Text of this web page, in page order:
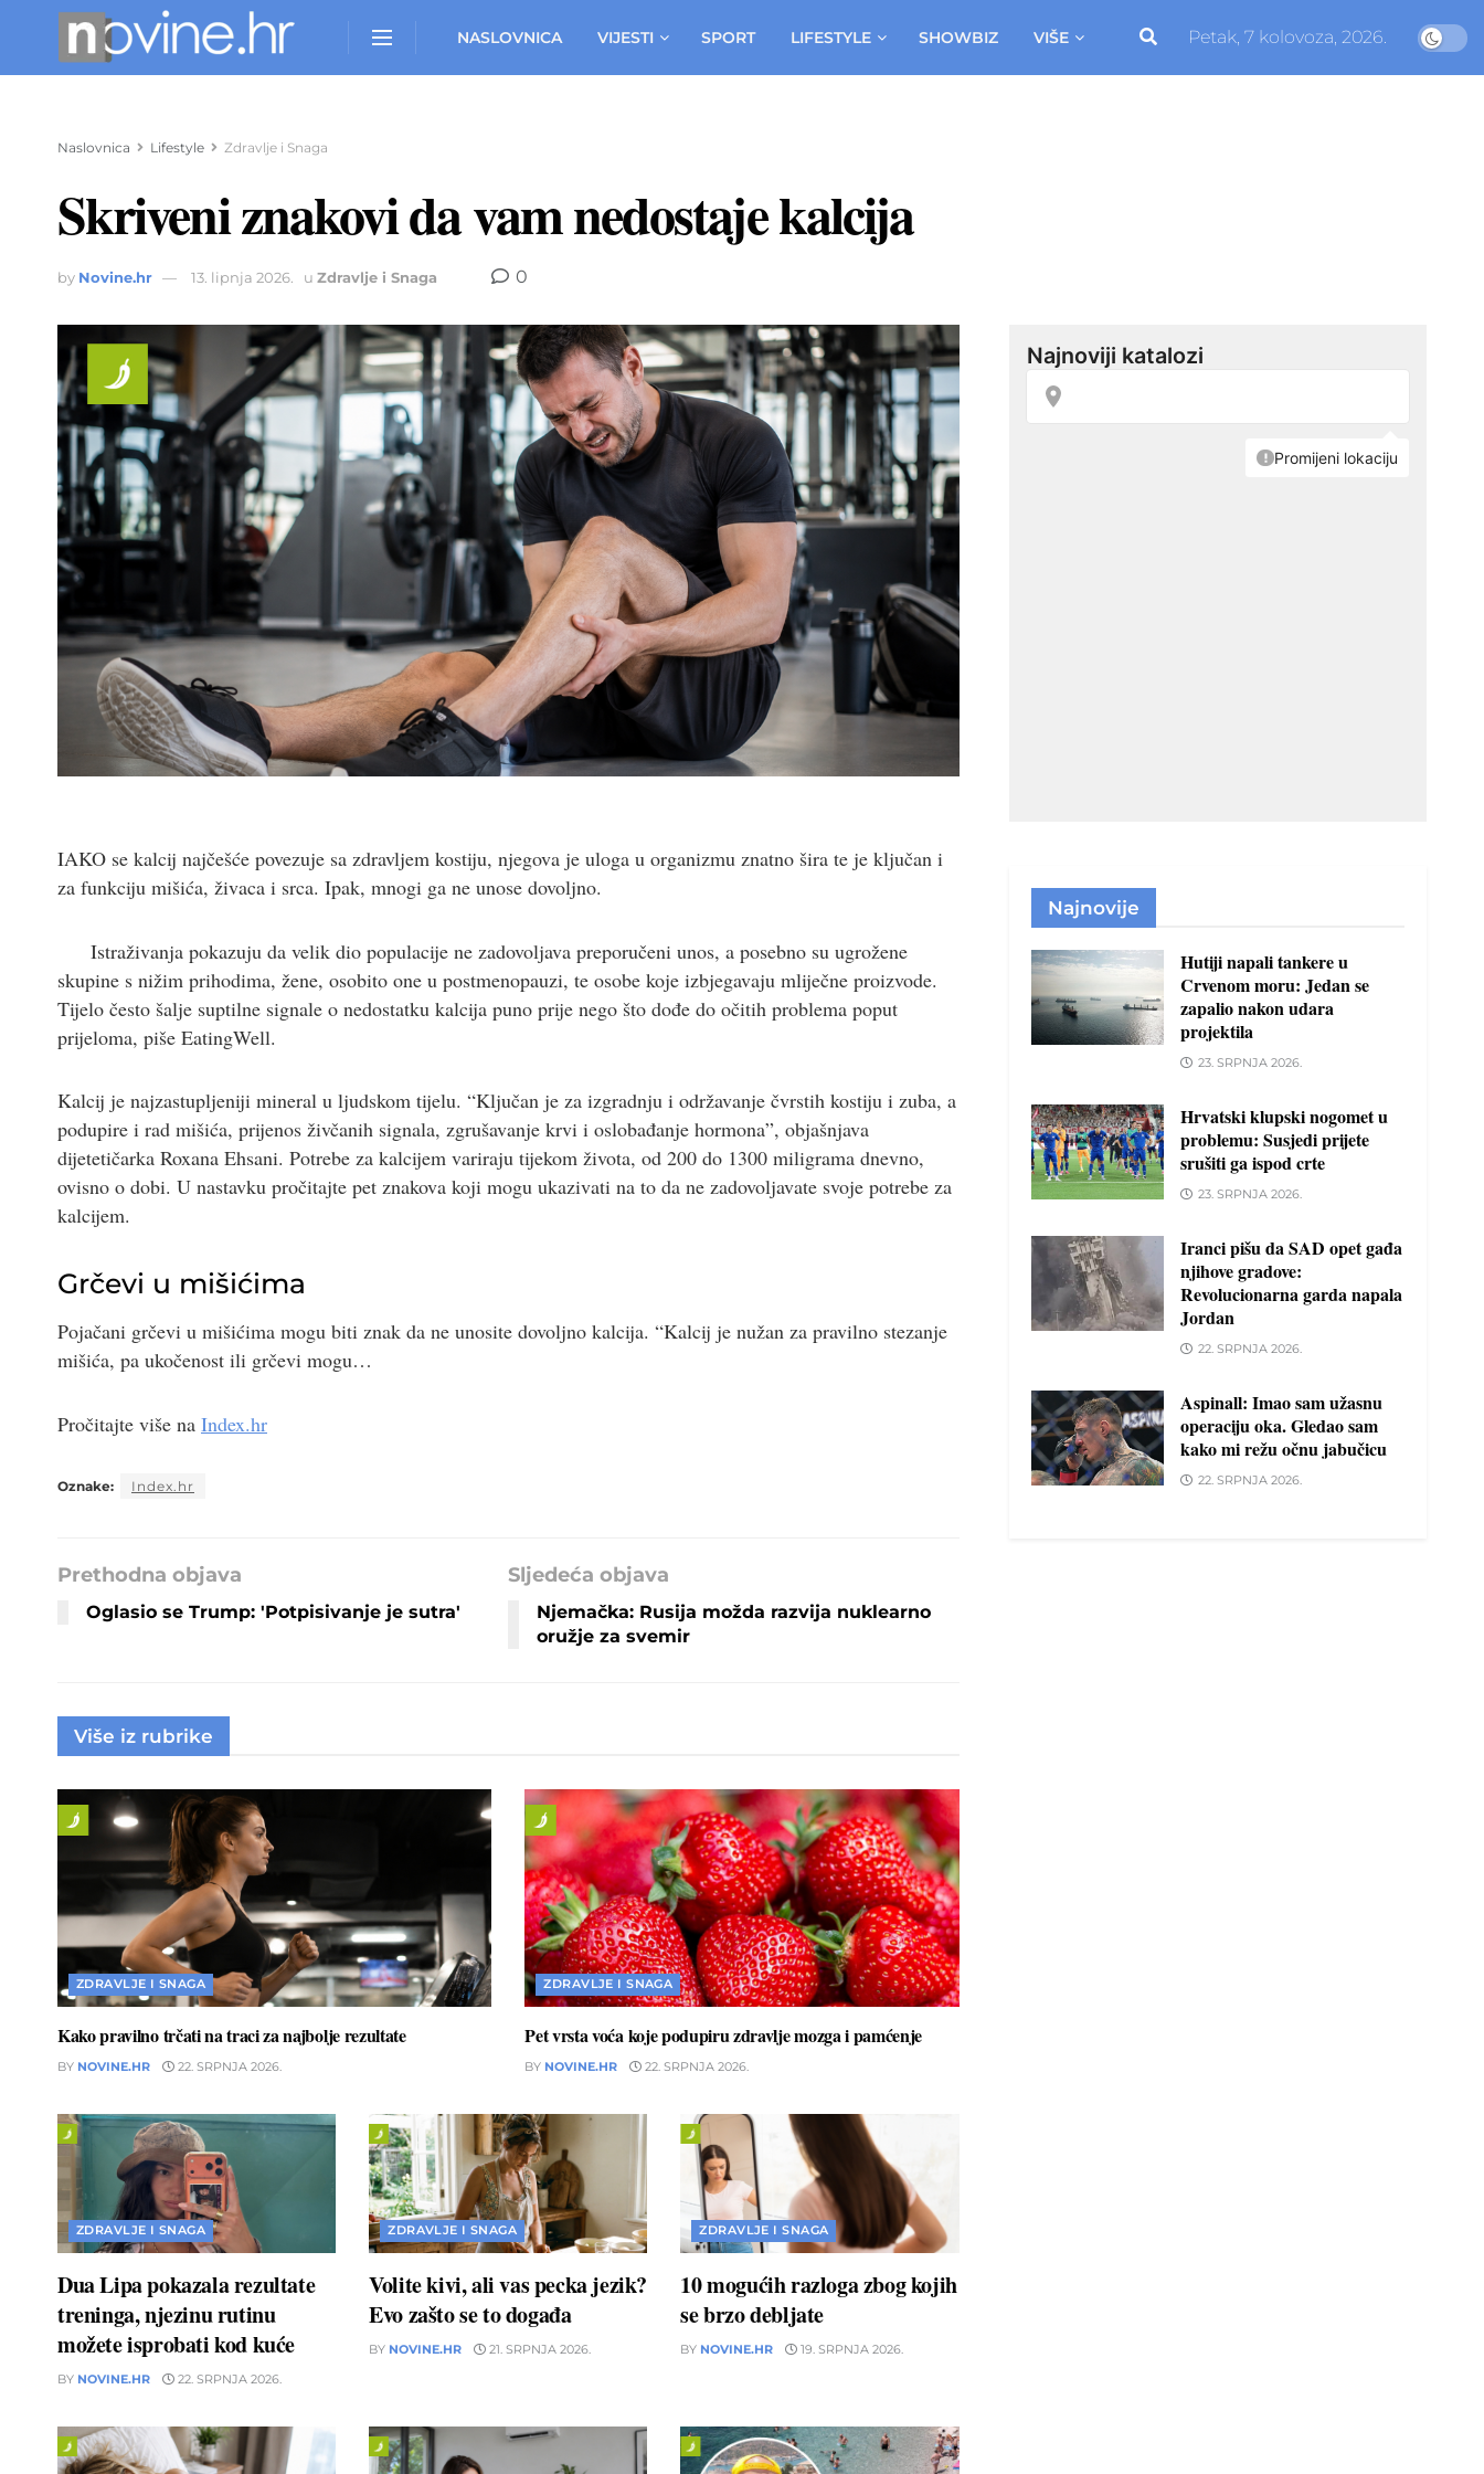
NASLOVNICA VIJESTI SPORT LIFESTYLE SHOWBIZ VIŠE Petak, 7 kolovoza, 2026.
Naslovnica Lifestyle Zdravlje i Snaga
Skriveni znakovi da vam nedostaje kalcija
by Novine.hr 13. lipnja 2026. u Zdravlje i Snaga 0
IAKO se kalcij najčešće povezuje sa zdravljem kostiju, njegova je uloga u organizmu znatno šira te je ključan i
za funkciju mišića, živaca i srca. Ipak, mnogi ga ne unose dovoljno.
Istraživanja pokazuju da velik dio populacije ne zadovoljava preporučeni unos, a posebno su ugrožene
skupine s nižim prihodima, žene, osobito one u postmenopauzi, te osobe koje izbjegavaju mliječne proizvode.
Tijelo često šalje suptilne signale o nedostatku kalcija puno prije nego što dođe do očitih problema poput
prijeloma, piše EatingWell.
Kalcij je najzastupljeniji mineral u ljudskom tijelu. “Ključan je za izgradnju i održavanje čvrstih kostiju i zuba, a
podupire i rad mišića, prijenos živčanih signala, zgrušavanje krvi i oslobađanje hormona”, objašnjava
dijetetičarka Roxana Ehsani. Potrebe za kalcijem variraju tijekom života, od 200 do 1300 miligrama dnevno,
ovisno o dobi. U nastavku pročitajte pet znakova koji mogu ukazivati na to da ne zadovoljavate svoje potrebe za
kalcijem.
Grčevi u mišićima
Pojačani grčevi u mišićima mogu biti znak da ne unosite dovoljno kalcija. “Kalcij je nužan za pravilno stezanje
mišića, pa ukočenost ili grčevi mogu…
Pročitajte više na Index.hr
Oznake: Index.hr
Prethodna objava
Oglasio se Trump: 'Potpisivanje je sutra'
Sljedeća objava
Njemačka: Rusija možda razvija nuklearno
oružje za svemir
Više iz rubrike
ZDRAVLJE I SNAGA
Kako pravilno trčati na traci za najbolje rezultate
BY NOVINE.HR 22. SRPNJA 2026.
ZDRAVLJE I SNAGA
Pet vrsta voća koje podupiru zdravlje mozga i pamćenje
BY NOVINE.HR 22. SRPNJA 2026.
ZDRAVLJE I SNAGA
Dua Lipa pokazala rezultate
treninga, njezinu rutinu
možete isprobati kod kuće
BY NOVINE.HR 22. SRPNJA 2026.
ZDRAVLJE I SNAGA
Volite kivi, ali vas pecka jezik?
Evo zašto se to događa
BY NOVINE.HR 21. SRPNJA 2026.
ZDRAVLJE I SNAGA
10 mogućih razloga zbog kojih
se brzo debljate
BY NOVINE.HR 19. SRPNJA 2026.
Najnovije
Hutiji napali tankere u
Crvenom moru: Jedan se
zapalio nakon udara
projektila
23. SRPNJA 2026.
Hrvatski klupski nogomet u
problemu: Susjedi prijete
srušiti ga ispod crte
23. SRPNJA 2026.
Iranci pišu da SAD opet gađa
njihove gradove:
Revolucionarna garda napala
Jordan
22. SRPNJA 2026.
Aspinall: Imao sam užasnu
operaciju oka. Gledao sam
kako mi režu očnu jabučicu
22. SRPNJA 2026.